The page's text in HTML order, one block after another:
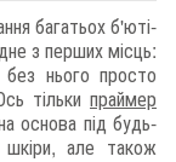
багатьох б'юті-
з перших місць:
нього просто
тільки праймер
основа під будь-
шкіри, але також